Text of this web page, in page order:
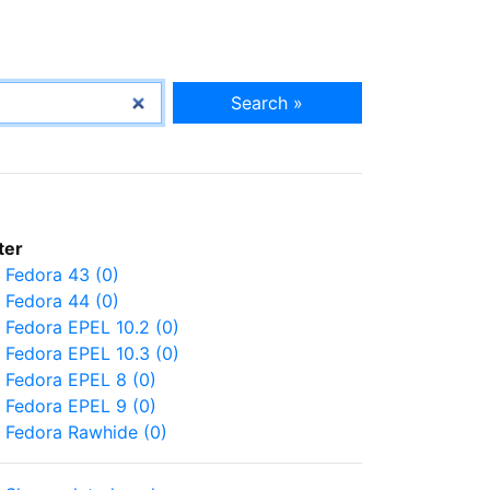
Search »
Fedora 43 (0)
Fedora 44 (0)
Fedora EPEL 10.2 (0)
Fedora EPEL 10.3 (0)
Fedora EPEL 8 (0)
Fedora EPEL 9 (0)
Fedora Rawhide (0)